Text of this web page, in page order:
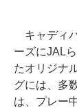
キャディ
ーズにJAL
たオリジナ
グには、多
は、プレー